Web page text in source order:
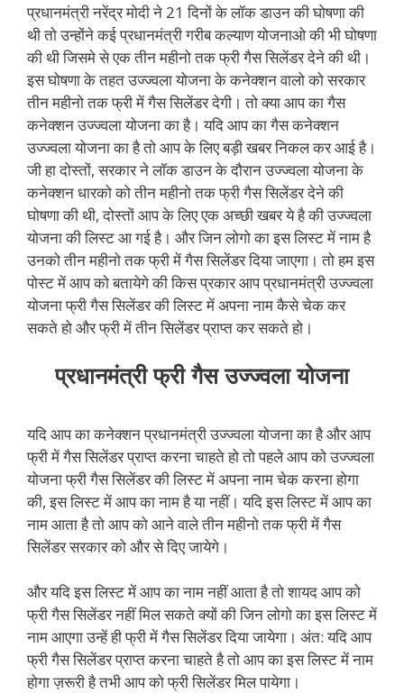
प्रधानमंत्री नरेंद्र मोदी ने 21 दिनों के लॉक डाउन की घोषणा की
थी तो उन्होंने कई प्रधानमंत्री गरीब कल्याण योजनाओ की भी घोषणा
की थी जिसमे से एक तीन महीनो तक फ्री गैस सिलेंडर देने की थी।
इस घोषणा के तहत उज्ज्वला योजना के कनेक्शन वालो को सरकार
तीन महीनो तक फ्री में गैस सिलेंडर देगी। तो क्या आप का गैस
कनेक्शन उज्ज्वला योजना का है। यदि आप का गैस कनेक्शन
उज्ज्वला योजना का है तो आप के लिए बड़ी खबर निकल कर आई है।
जी हा दोस्तों, सरकार ने लॉक डाउन के दौरान उज्ज्वला योजना के
कनेक्शन धारको को तीन महीनो तक फ्री गैस सिलेंडर देने की
घोषणा की थी, दोस्तों आप के लिए एक अच्छी खबर ये है की उज्ज्वला
योजना की लिस्ट आ गई है। और जिन लोगो का इस लिस्ट में नाम है
उनको तीन महीनो तक फ्री में गैस सिलेंडर दिया जाएगा। तो हम इस
पोस्ट में आप को बतायेगे की किस प्रकार आप प्रधानमंत्री उज्ज्वला
योजना फ्री गैस सिलेंडर की लिस्ट में अपना नाम कैसे चेक कर
सकते हो और फ्री में तीन सिलेंडर प्राप्त कर सकते हो।
प्रधानमंत्री फ्री गैस उज्ज्वला योजना
यदि आप का कनेक्शन प्रधानमंत्री उज्ज्वला योजना का है और आप
फ्री में गैस सिलेंडर प्राप्त करना चाहते हो तो पहले आप को उज्ज्वला
योजना फ्री गैस सिलेंडर की लिस्ट में अपना नाम चेक करना होगा
की, इस लिस्ट में आप का नाम है या नहीं। यदि इस लिस्ट में आप का
नाम आता है तो आप को आने वाले तीन महीनो तक फ्री में गैस
सिलेंडर सरकार को और से दिए जायेगे।
और यदि इस लिस्ट में आप का नाम नहीं आता है तो शायद आप को
फ्री गैस सिलेंडर नहीं मिल सकते क्यों की जिन लोगो का इस लिस्ट में
नाम आएगा उन्हें ही फ्री में गैस सिलेंडर दिया जायेगा। अंत: यदि आप
फ्री गैस सिलेंडर प्राप्त करना चाहते है तो आप का इस लिस्ट में नाम
होगा ज़रूरी है तभी आप को फ्री सिलेंडर मिल पायेगा।